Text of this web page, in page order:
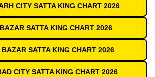
CITY SATTA KING CHART 2026
SATTA KING CHART 2026
BAZAR SATTA KING CHART 2026
CITY SATTA KING CHART 2026